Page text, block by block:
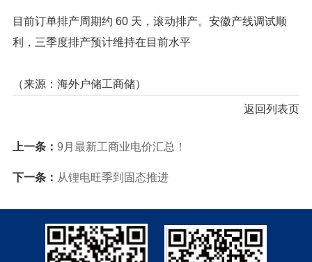
目前订单排产周期约 60 天，滚动排产。安徽产线调试顺
利，三季度排产预计维持在目前水平
（来源：海外户储工商储）
返回列表页
上一条： 9月最新工商业电价汇总！
下一条： 从锂电旺季到固态推进